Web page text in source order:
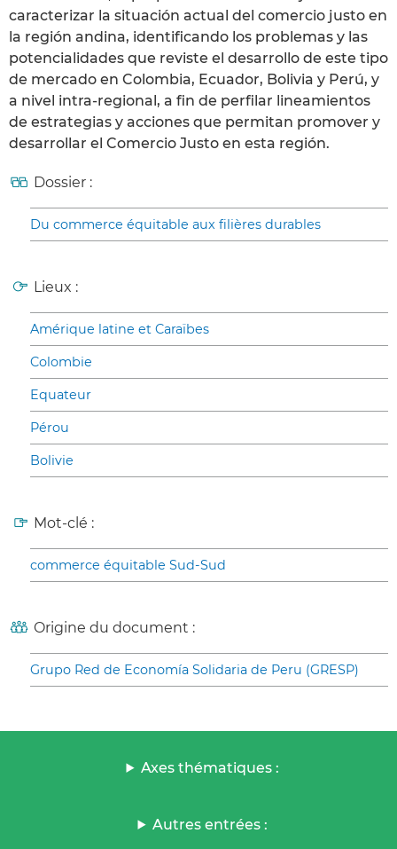
caracterizar la situación actual del comercio justo en
la región andina, identificando los problemas y las
potencialidades que reviste el desarrollo de este tipo
de mercado en Colombia, Ecuador, Bolivia y Perú, y
a nivel intra-regional, a fin de perfilar lineamientos
de estrategias y acciones que permitan promover y
desarrollar el Comercio Justo en esta región.
Dossier :
Du commerce équitable aux filières durables
Lieux :
Amérique latine et Caraïbes
Colombie
Equateur
Pérou
Bolivie
Mot-clé :
commerce équitable Sud-Sud
Origine du document :
Grupo Red de Economía Solidaria de Peru (GRESP)
Axes thématiques :
Autres entrées :